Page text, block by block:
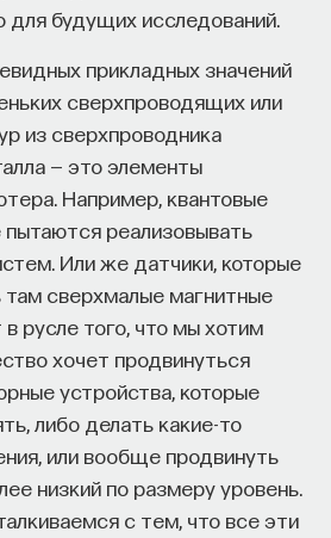
для будущих исследований.
прикладных значений
сверхпроводящих или
из сверхпроводника
— это элементы
Например, квантовые
реализовывать
Или же датчики, которые
сверхмалые магнитные
русле того, что мы хотим
хочет продвинуться
устройства, которые
либо делать какие-то
или вообще продвинуть
низкий по размеру уровень.
с тем, что все эти